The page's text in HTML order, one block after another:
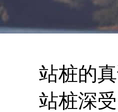
站桩的真
站桩深受